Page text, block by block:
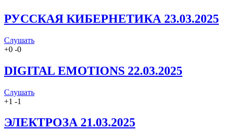
РУССКАЯ КИБЕРНЕТИКА 23.03.2025
Слушать
+0 -0
DIGITAL EMOTIONS 22.03.2025
Слушать
+1 -1
ЭЛЕКТРОЗА 21.03.2025